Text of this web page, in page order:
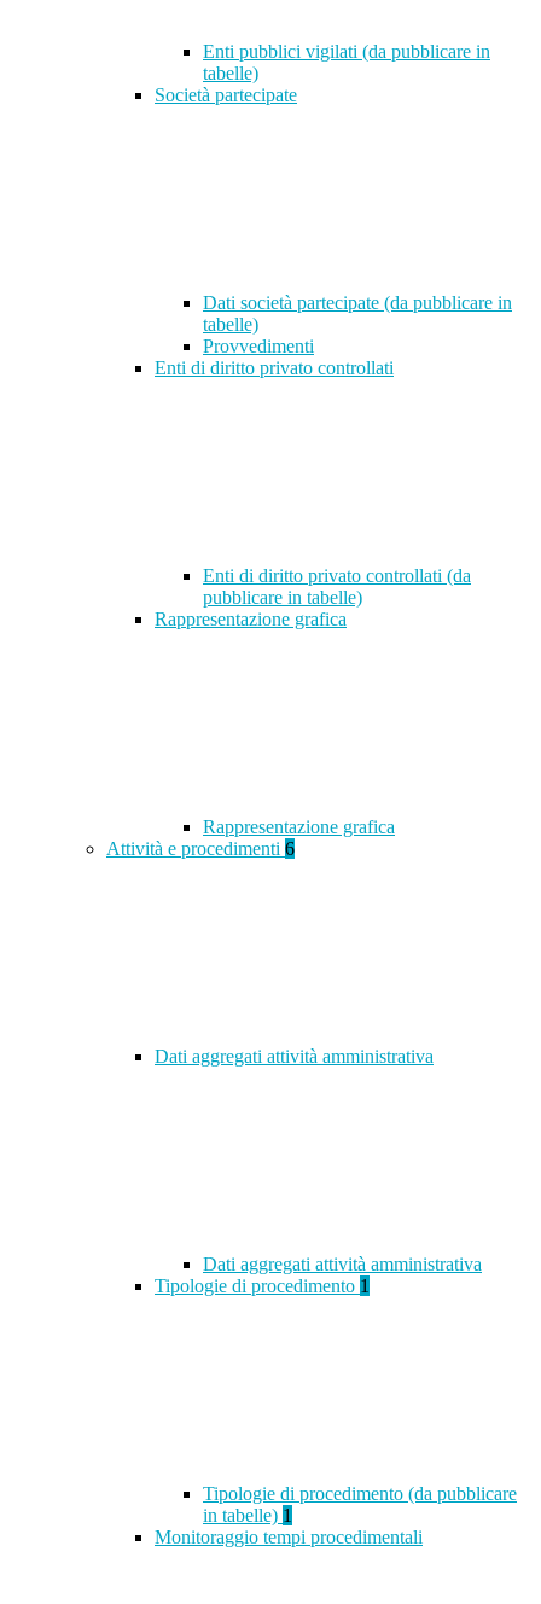
Enti pubblici vigilati (da pubblicare in
tabelle)
Società partecipate
Dati società partecipate (da pubblicare in
tabelle)
Provvedimenti
Enti di diritto privato controllati
Enti di diritto privato controllati (da
pubblicare in tabelle)
Rappresentazione grafica
Rappresentazione grafica
Attività e procedimenti 6
Dati aggregati attività amministrativa
Dati aggregati attività amministrativa
Tipologie di procedimento 1
Tipologie di procedimento (da pubblicare
in tabelle) 1
Monitoraggio tempi procedimentali